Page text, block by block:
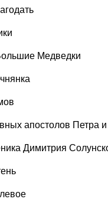
Медведки
апостолов Петра
Димитрия